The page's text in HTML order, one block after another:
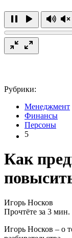
Рубрики:
Менеджмент
Финансы
Персоны
5
Как
Игорь Носков
Прочтёте за 3 мин.
Игорь Носков – о